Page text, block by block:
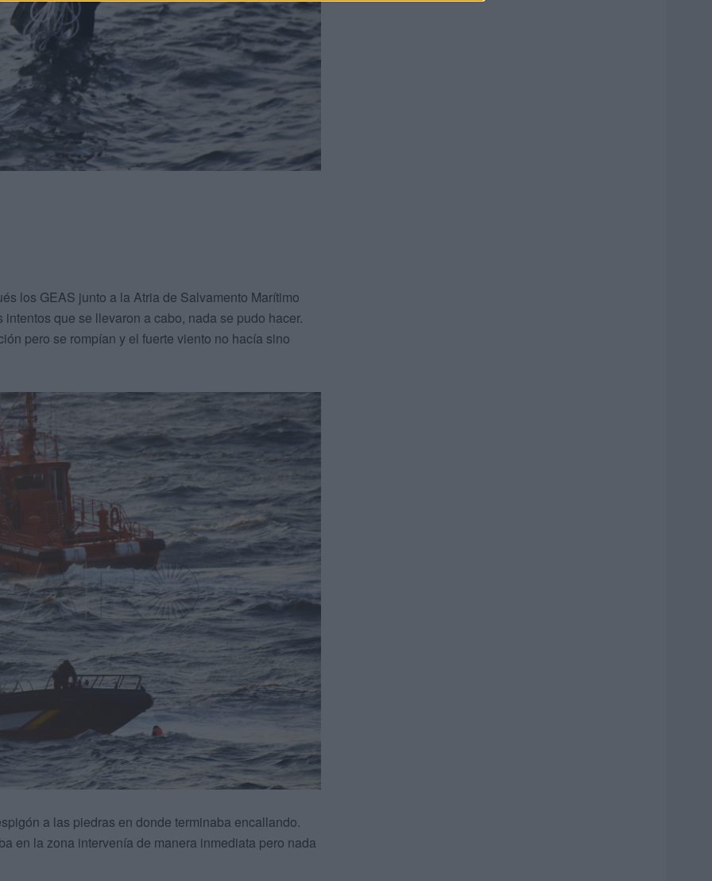
los GEAS junto a la Atria de Salvamento Marítimo
que se llevaron a cabo, nada se pudo hacer.
pero se rompían y el fuerte viento no hacía sino
a las piedras en donde terminaba encallando.
en la zona intervenía de manera inmediata pero nada